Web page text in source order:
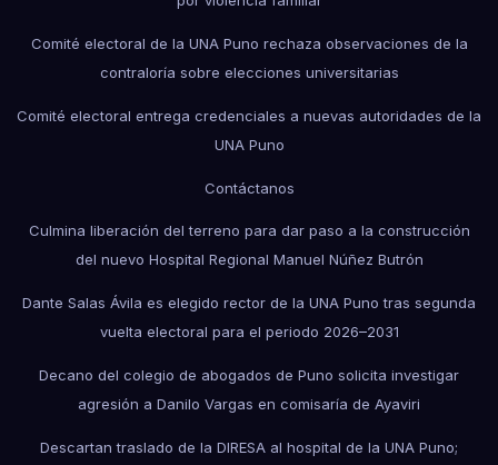
Comité electoral de la UNA Puno rechaza observaciones de la
contraloría sobre elecciones universitarias
Comité electoral entrega credenciales a nuevas autoridades de la
UNA Puno
Contáctanos
Culmina liberación del terreno para dar paso a la construcción
del nuevo Hospital Regional Manuel Núñez Butrón
Dante Salas Ávila es elegido rector de la UNA Puno tras segunda
vuelta electoral para el periodo 2026–2031
Decano del colegio de abogados de Puno solicita investigar
agresión a Danilo Vargas en comisaría de Ayaviri
Descartan traslado de la DIRESA al hospital de la UNA Puno;